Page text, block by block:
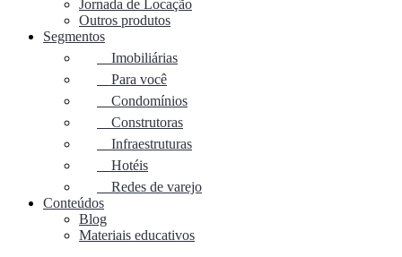
Jornada de Locação
Outros produtos
Segmentos
Imobiliárias
Para você
Condomínios
Construtoras
Infraestruturas
Hotéis
Redes de varejo
Conteúdos
Blog
Materiais educativos